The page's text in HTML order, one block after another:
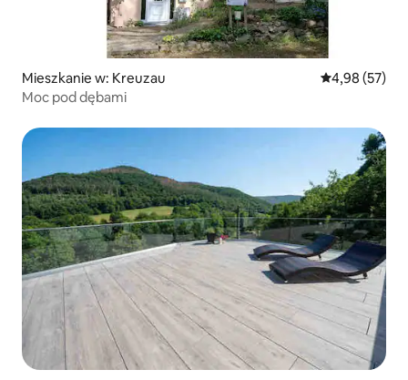
Mieszkanie w: Kreuzau Średnia
4,98 (57)
Moc pod dębami